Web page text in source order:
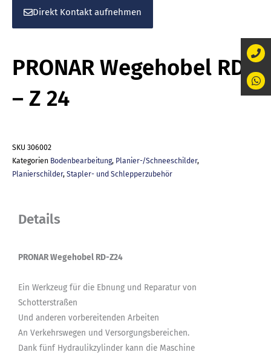
Direkt Kontakt aufnehmen
PRONAR Wegehobel RD
– Z 24
SKU 306002
Kategorien Bodenbearbeitung, Planier-/Schneeschilder,
Planierschilder, Stapler- und Schlepperzubehör
Details
PRONAR Wegehobel RD-Z24
Ein Werkzeug für die Ebnung und Reparatur von
Schotterstraßen
Und anderen vorbereitenden Arbeiten
An Verkehrswegen und Versorgungsbereichen.
Dank fünf Hydraulikzylinder kann die Maschine